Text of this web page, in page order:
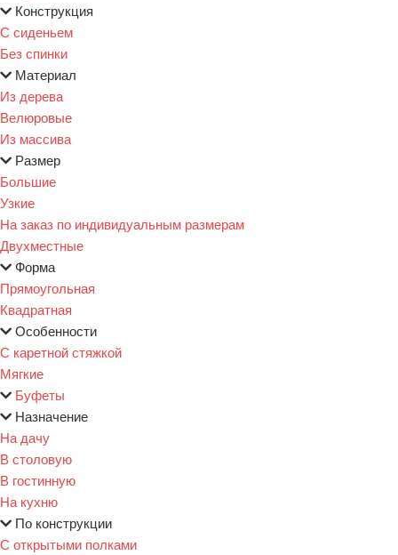
Конструкция
С сиденьем
Без спинки
Материал
Из дерева
Велюровые
Из массива
Размер
Большие
Узкие
На заказ по индивидуальным размерам
Двухместные
Форма
Прямоугольная
Квадратная
Особенности
С каретной стяжкой
Мягкие
Буфеты
Назначение
На дачу
В столовую
В гостинную
На кухню
По конструкции
С открытыми полками